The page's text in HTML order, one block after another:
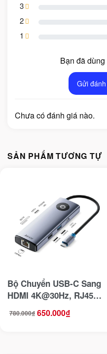
3
2
1
Bạn đã
Gửi
Chưa có đánh giá nào.
SẢN PHẨM TƯƠNG TỰ
Bộ Chuyển USB-C Sang
HDMI 4K@30Hz, RJ45,
Đọc Thẻ SD/TF, Sạc PD
100W Jasoz T-H138
780.000₫
Giá
gốc 650.000₫
Giá
hiện